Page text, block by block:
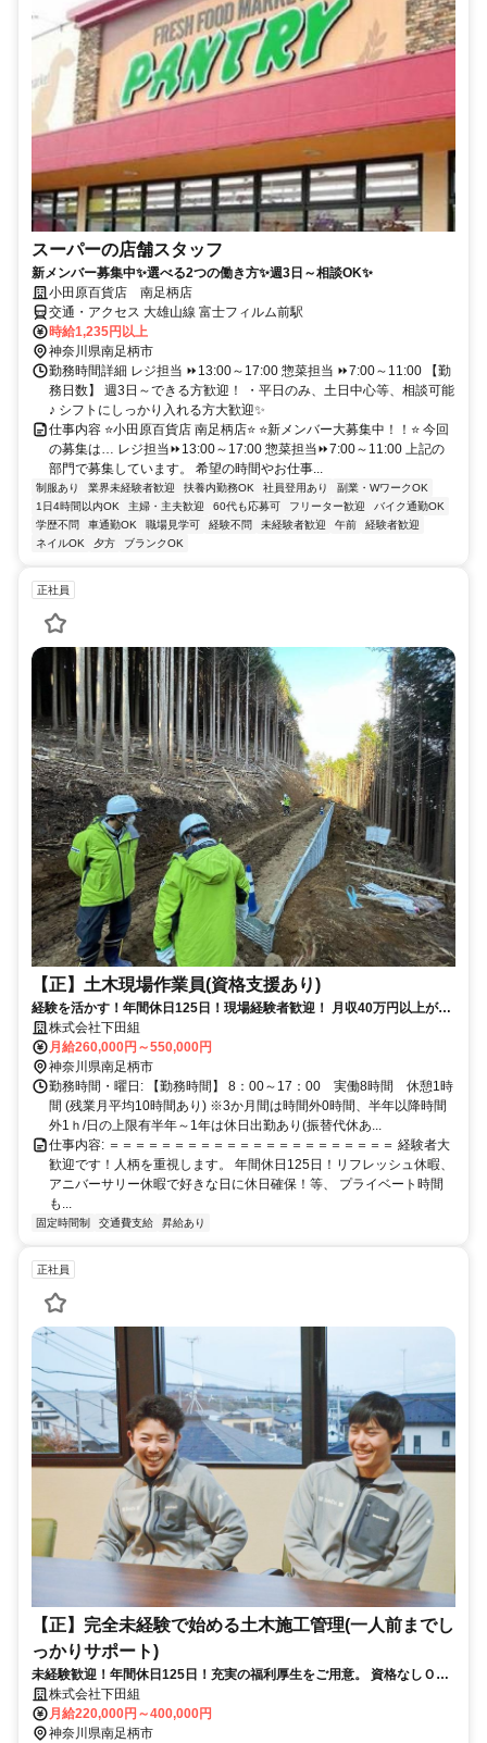
スーパーの店舗スタッフ
新メンバー募集中✨選べる2つの働き方✨週3日～相談OK✨
小田原百貨店 南足柄店
交通・アクセス 大雄山線 富士フィルム前駅
時給1,235円以上
神奈川県南足柄市
勤務時間詳細 レジ担当 ⏩13:00～17:00 惣菜担当 ⏩7:00～11:00 【勤
務日数】 週3日～できる方歓迎！ ・平日のみ、土日中心等、相談可能
♪ シフトにしっかり入れる方大歓迎✨
仕事内容 ⭐小田原百貨店 南足柄店⭐ ⭐新メンバー大募集中！！⭐ 今回
の募集は… レジ担当⏩13:00～17:00 惣菜担当⏩7:00～11:00 上記の
部門で募集しています。 希望の時間やお仕事...
制服あり 業界未経験者歓迎 扶養内勤務OK 社員登用あり
副業・WワークOK
1日4時間以内OK
主婦・主夫歓迎 60代も応募可 フリーター歓迎
バイク通勤OK
学歴不問
車通勤OK 職場見学可 経験不問 未経験者歓迎 午前
経験者歓迎
ネイルOK
夕方 ブランクOK
正社員
【正】土木現場作業員(資格支援あり)
経験を活かす！年間休日125日！現場経験者歓迎！ 月収40万円以上が目
指せるお仕事です。
株式会社下田組
月給260,000円～550,000円
神奈川県南足柄市
勤務時間・曜日: 【勤務時間】 8：00～17：00 実働8時間 休憩1時
間 (残業月平均10時間あり) ※3か月間は時間外0時間、半年以降時間
外1ｈ/日の上限有半年～1年は休日出勤あり(振替代休あ...
仕事内容: ＝＝＝＝＝＝＝＝＝＝＝＝＝＝＝＝＝＝＝＝＝＝ 経験者大
歓迎です！人柄を重視します。 年間休日125日！リフレッシュ休暇、
アニバーサリー休暇で好きな日に休日確保！等、 プライベート時間
も...
固定時間制 交通費支給 昇給あり
正社員
【正】完全未経験で始める土木施工管理(一人前までし
っかりサポート)
未経験歓迎！年間休日125日！充実の福利厚生をご用意。 資格なしＯ
Ｋ。資格取得支援制度あります！ 地元で働きたい方、大歓迎です。
株式会社下田組
月給220,000円～400,000円
神奈川県南足柄市